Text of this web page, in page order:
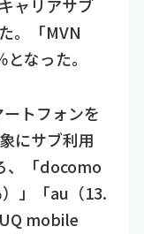
ャリアサブ
。「MVN
なった。
トフォンを
にサブ利用
、「docomo
」「au（13.
mobile